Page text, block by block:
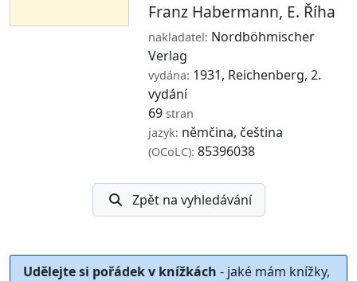
Franz Habermann, E. Říha
nakladatel: Nordböhmischer
Verlag
vydána: 1931, Reichenberg, 2.
vydání
69 stran
jazyk: němčina, čeština
(OCoLC): 85396038
Zpět na vyhledávání
Udělejte si pořádek v knížkách - jaké mám knížky,